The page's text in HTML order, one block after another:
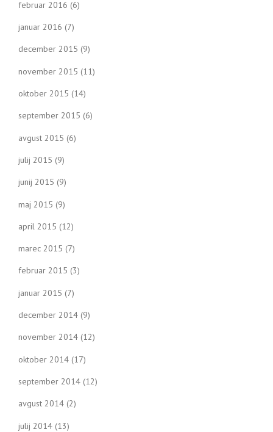
februar 2016 (6)
januar 2016 (7)
december 2015 (9)
november 2015 (11)
oktober 2015 (14)
september 2015 (6)
avgust 2015 (6)
julij 2015 (9)
junij 2015 (9)
maj 2015 (9)
april 2015 (12)
marec 2015 (7)
februar 2015 (3)
januar 2015 (7)
december 2014 (9)
november 2014 (12)
oktober 2014 (17)
september 2014 (12)
avgust 2014 (2)
julij 2014 (13)